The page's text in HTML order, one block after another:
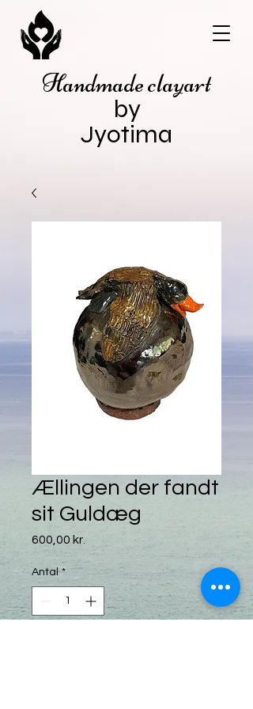
Handmade clayart
by
Jyotima
Ællingen der fandt
sit Guldæg
600,00 kr.Pris
Antal *